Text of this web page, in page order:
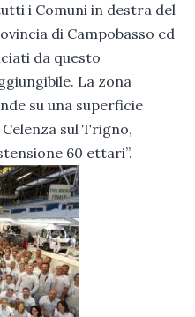
i Comuni in destra del
di Campobasso ed
da questo
La zona
su una superficie
sul Trigno,
60 ettari”.